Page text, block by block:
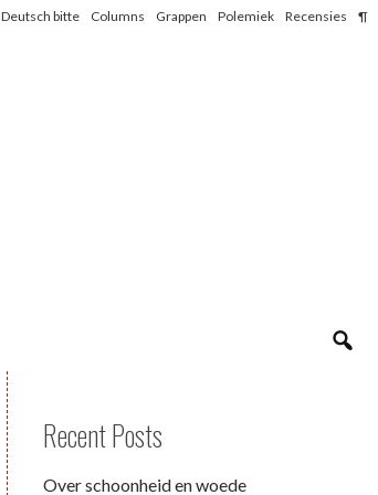
Deutsch bitte Columns Grappen Polemiek Recensies ¶
Recent Posts
Over schoonheid en woede